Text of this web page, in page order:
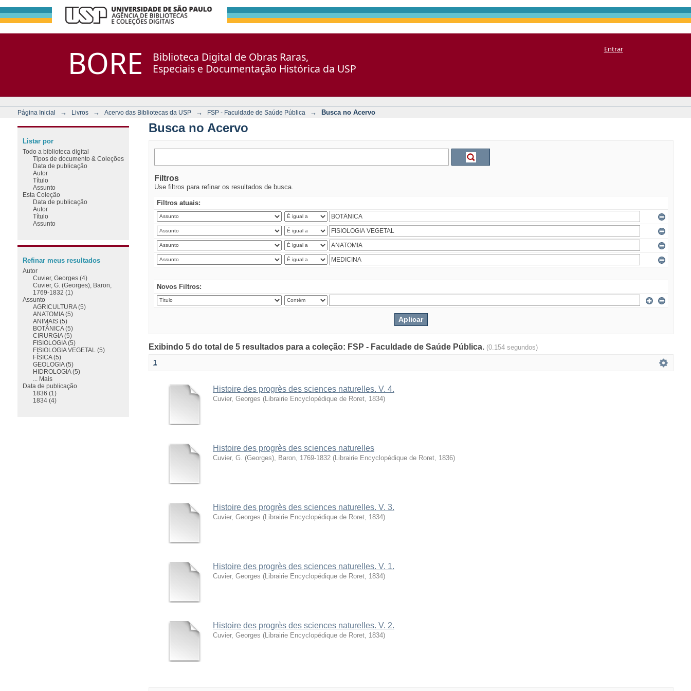
BORE
Biblioteca Digital de Obras Raras,
Especiais e Documentação Histórica da USP
Entrar
Página Inicial → Livros → Acervo das Bibliotecas da USP → FSP - Faculdade de Saúde Pública → Busca no Acervo
Busca no Acervo
Filtros
Use filtros para refinar os resultados de busca.
Filtros atuais:
Novos Filtros:
Exibindo 5 do total de 5 resultados para a coleção: FSP - Faculdade de Saúde Pública. (0.154 segundos)
1
Histoire des progrès des sciences naturelles. V. 4.
Cuvier, Georges (Librairie Encyclopédique de Roret, 1834)
Histoire des progrès des sciences naturelles
Cuvier, G. (Georges), Baron, 1769-1832 (Librairie Encyclopédique de Roret, 1836)
Histoire des progrès des sciences naturelles. V. 3.
Cuvier, Georges (Librairie Encyclopédique de Roret, 1834)
Histoire des progrès des sciences naturelles. V. 1.
Cuvier, Georges (Librairie Encyclopédique de Roret, 1834)
Histoire des progrès des sciences naturelles. V. 2.
Cuvier, Georges (Librairie Encyclopédique de Roret, 1834)
Listar por
Todo a biblioteca digital
Tipos de documento & Coleções
Data de publicação
Autor
Título
Assunto
Esta Coleção
Data de publicação
Autor
Título
Assunto
Refinar meus resultados
Autor
Cuvier, Georges (4)
Cuvier, G. (Georges), Baron,
1769-1832 (1)
Assunto
AGRICULTURA (5)
ANATOMIA (5)
ANIMAIS (5)
BOTÂNICA (5)
CIRURGIA (5)
FISIOLOGIA (5)
FISIOLOGIA VEGETAL (5)
FÍSICA (5)
GEOLOGIA (5)
HIDROLOGIA (5)
... Mais
Data de publicação
1836 (1)
1834 (4)